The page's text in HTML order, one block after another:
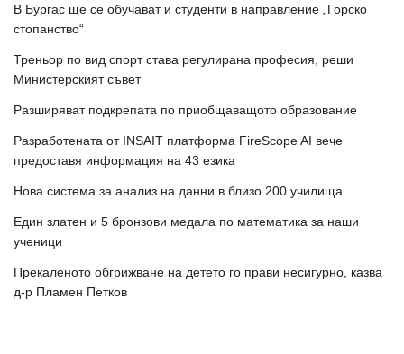
В Бургас ще се обучават и студенти в направление „Горско
стопанство“
Треньор по вид спорт става регулирана професия, реши
Министерският съвет
Разширяват подкрепата по приобщаващото образование
Разработената от INSAIT платформа FireScope AI вече
предоставя информация на 43 езика
Нова система за анализ на данни в близо 200 училища
Един златен и 5 бронзови медала по математика за наши
ученици
Прекаленото обгрижване на детето го прави несигурно, казва
д-р Пламен Петков